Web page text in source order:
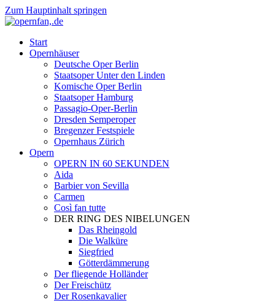
Zum Hauptinhalt springen
Start
Opernhäuser
Deutsche Oper Berlin
Staatsoper Unter den Linden
Komische Oper Berlin
Staatsoper Hamburg
Passagio-Oper-Berlin
Dresden Semperoper
Bregenzer Festspiele
Opernhaus Zürich
Opern
OPERN IN 60 SEKUNDEN
Aida
Barbier von Sevilla
Carmen
Così fan tutte
DER RING DES NIBELUNGEN
Das Rheingold
Die Walküre
Siegfried
Götterdämmerung
Der fliegende Holländer
Der Freischütz
Der Rosenkavalier